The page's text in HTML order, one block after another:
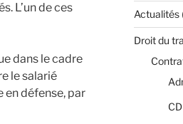
L’un de ces
dans le cadre
le salarié
en défense, par
Actualités
Droit du